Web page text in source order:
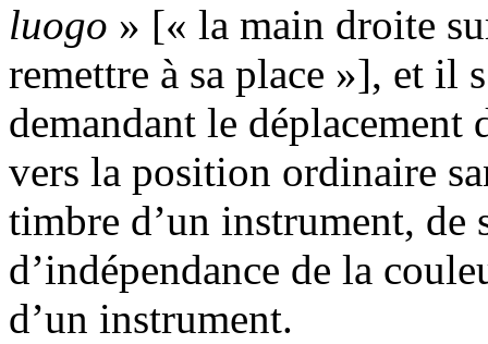
luogo » [« la main droite
remettre à sa place »], et il
demandant le
vers la position ordinaire
timbre d’un instrument, de
d’indépendance de la
d’un instrument.